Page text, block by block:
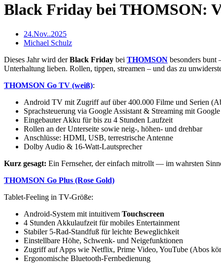
Black Friday bei THOMSON:
24.Nov..2025
Michael Schulz
Dieses Jahr wird derBlack Friday bei THOMSON besonders
Unterhaltung lieben. Rollen, tippen, streamen – und das zu
THOMSON Go TV (weiß):
Android TV mit Zugriff auf über 400.000 Filme und Serien
Sprachsteuerung via Google Assistant & Streaming mit
Eingebauter Akku für bis zu 4 Stunden Laufzeit
Rollen an der Unterseite sowie neig-, höhen- und drehbar
Anschlüsse: HDMI, USB, terrestrische Antenne
Dolby Audio & 16-Watt-Lautsprecher
Kurz gesagt: Ein Fernseher, der einfach mitrollt — im wahrsten
THOMSON Go Plus (Rose Gold)
Tablet-Feeling in TV-Größe:
Android-System mit intuitivem Touchscreen
4 Stunden Akkulaufzeit für mobiles Entertainment
Stabiler 5-Rad-Standfuß für leichte Beweglichkeit
Einstellbare Höhe, Schwenk- und Neigefunktionen
Zugriff auf Apps wie Netflix, Prime Video, YouTube (Abos
Ergonomische Bluetooth-Fernbedienung